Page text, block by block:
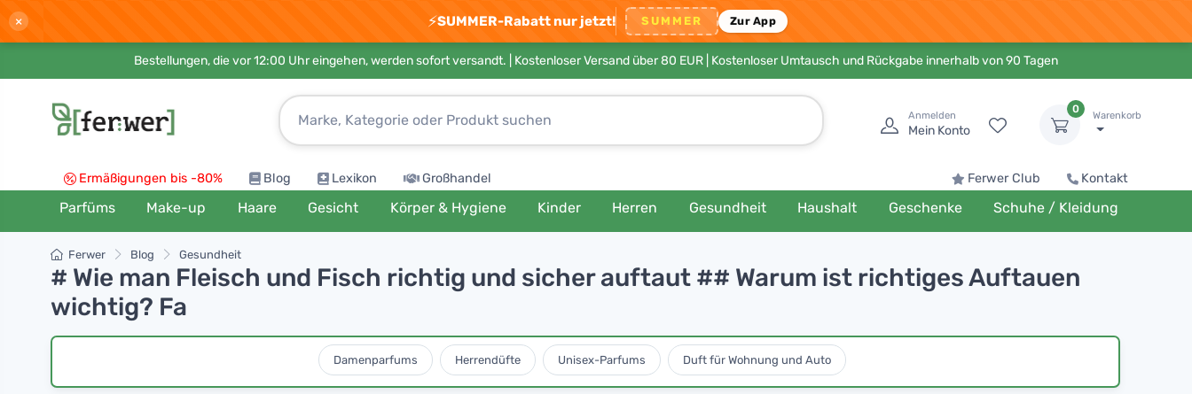
× ⚡SUMMER-Rabatt nur jetzt! SUMMER Zur App
Bestellungen, die vor 12:00 Uhr eingehen, werden sofort versandt. | Kostenloser Versand über 80 EUR | Kostenloser Umtausch und Rückgabe innerhalb von 90 Tagen
Anmelden
Mein Konto
0
Warenkorb
Ermäßigungen bis -80% Blog Lexikon Großhandel Ferwer Club Kontakt
Parfüms Make-up Haare Gesicht Körper & Hygiene Kinder Herren Gesundheit Haushalt Geschenke Schuhe / Kleidung
Ferwer Blog Gesundheit
# Wie man Fleisch und Fisch richtig und sicher auftaut ## Warum ist richtiges Auftauen
wichtig? Fa
Damenparfums Herrendüfte Unisex-Parfums Duft für Wohnung und Auto